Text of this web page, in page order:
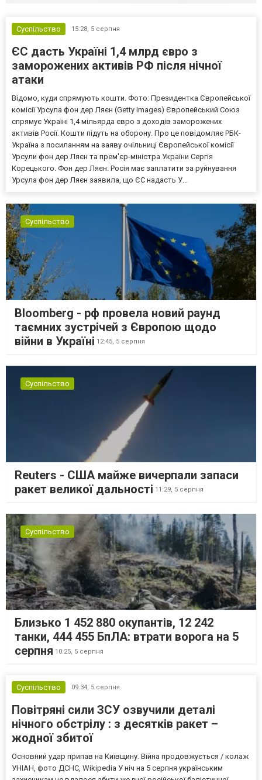
Суспільство 15:28, 5 серпня
ЄС дасть Україні 1,4 млрд євро з
заморожених активів РФ після нічної
атаки
Відомо, куди спрямують кошти. Фото: Президентка Європейської
комісії Урсула фон дер Ляєн (Getty Images) Європейський Союз
спрямує Україні 1,4 мільярда євро з доходів заморожених
активів Росії. Кошти підуть на оборону. Про це повідомляє РБК-
Україна з посиланням на заяву очільниці Європейської комісії
Урсули фон дер Ляєн та прем'єр-міністра України Сергія
Корецького. Фон дер Ляєн: Росія має заплатити за руйнування
Урсула фон дер Ляєн заявила, що ЄС надасть У...
Суспільство
Bloomberg - рф провела новий раунд
таємних зустрічей з Європою щодо
війни в Україні 12:45, 5 серпня
Суспільство
Reuters - США майже вичерпали запаси
ракет великої дальності 11:29, 5 серпня
Суспільство
Близько 1 452 880 окупантів, 12 242
танки, 444 455 БпЛА: втрати ворога на 5
серпня 10:25, 5 серпня
Суспільство 09:34, 5 серпня
Повітряні сили ЗСУ озвучили деталі
нічного обстрілу : з десятків ракет –
жодної збитої
Основний удар припав на Київщину. Війна продовжується / колаж
УНІАН, фото ДСНС, Wikipedia У ніч на 5 серпня українським